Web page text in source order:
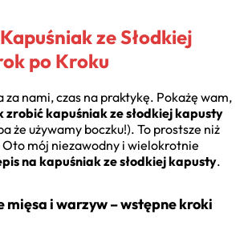
ze Słodkiej
po Kroku
nami, czas na praktykę. Pokażę wam,
zrobić kapuśniak ze słodkiej kapusty
że używamy boczku!). To prostsze niż
mój niezawodny i wielokrotnie
na kapuśniak ze słodkiej kapusty.
mięsa i warzyw – wstępne kroki